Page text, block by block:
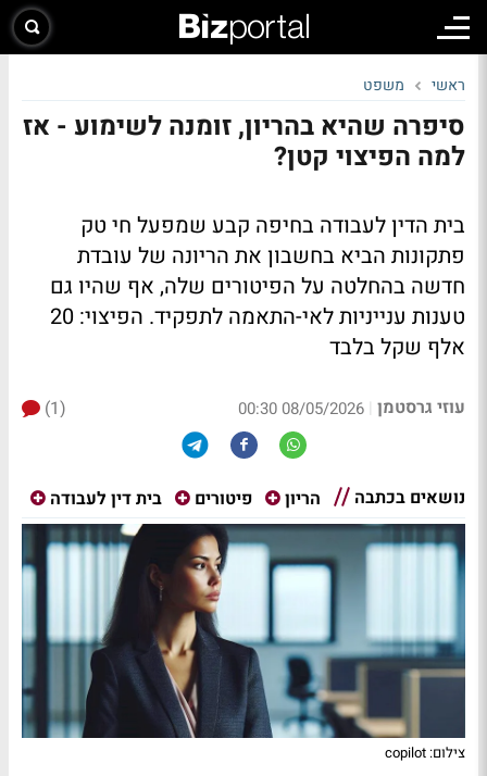
ראשי משפט
סיפרה שהיא בהריון, זומנה לשימוע - אז
למה הפיצוי קטן?
בית הדין לעבודה בחיפה קבע שמפעל חי טק
פתקונות הביא בחשבון את הריונה של עובדת
חדשה בהחלטה על הפיטורים שלה, אף שהיו גם
טענות ענייניות לאי-התאמה לתפקיד. הפיצוי: 20
אלף שקל בלבד
עוזי גרסטמן |
08/05/2026 00:30
(1)
נושאים בכתבה הריון פיטורים בית דין לעבודה
צילום: copilot